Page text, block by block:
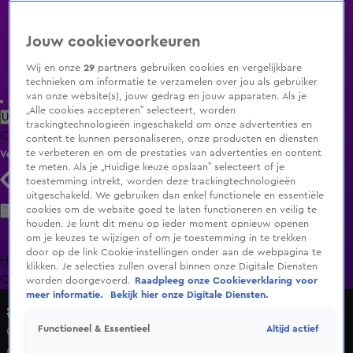
Uitzending Gemist Populaire programma's Zenders Genres
ClipsFilmsRadioSmart TV inlogShop
Volg KIJK
Zoeken
HomeUitzending Gemist Programma's De Bondgenoten
OranjezomerLivestreamsShop
#Opdracht
Giel de Winter wordt weggestuurd door een beveiliger
Jouw cookievoorkeuren
Wij en onze29 partners gebruiken cookies en vergelijkbare
technieken om informatie te verzamelen over jou als gebruiker
van onze website(s), jouw gedrag en jouw apparaten. Als je
„Alle cookies accepteren” selecteert, worden
trackingtechnologieën ingeschakeld om onze advertenties en
content te kunnen personaliseren, onze producten en diensten
te verbeteren en om de prestaties van advertenties en content
te meten. Als je „Huidige keuze opslaan” selecteert of je
toestemming intrekt, worden deze trackingtechnologieën
uitgeschakeld. We gebruiken dan enkel functionele en essentiële
cookies om de website goed te laten functioneren en veilig te
houden. Je kunt dit menu op ieder moment opnieuw openen
om je keuzes te wijzigen of om je toestemming in te trekken
door op de link Cookie-instellingen onder aan de webpagina te
klikken. Je selecties zullen overal binnen onze Digitale Diensten
worden doorgevoerd.
Raadpleeg onze Cookieverklaring voor
meer informatie.
Bekijk hier onze Digitale Diensten.
Functioneel & Essentieel Altijd actief